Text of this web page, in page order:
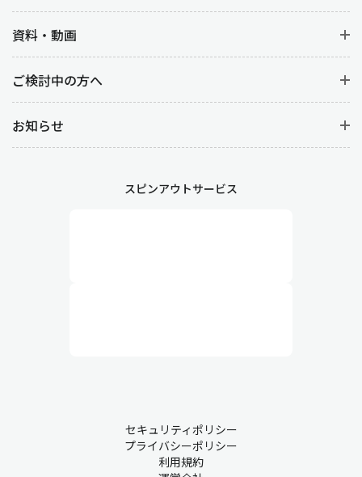
資料・動画
ご検討中の方へ
お知らせ
スピンアウトサービス
セキュリティポリシー
プライバシーポリシー
利用規約